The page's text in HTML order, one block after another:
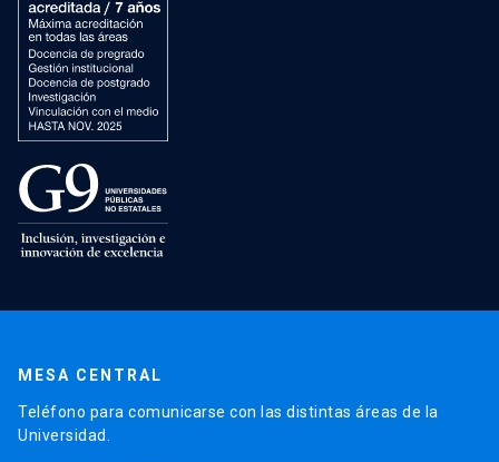
MESA CENTRAL
Teléfono para comunicarse con las distintas áreas de la
Universidad.